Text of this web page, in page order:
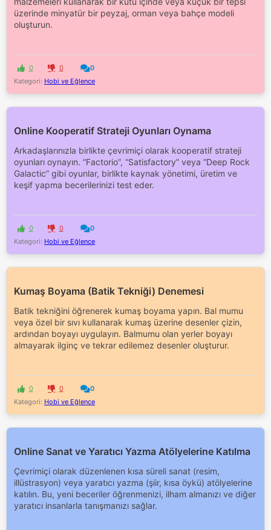
üzerinde minyatür bir peyzaj, orman veya bahçe modeli
oluşturun.
0 0
0
Kategori: Hobi ve Eğlence
Online Kooperatif Strateji Oyunları Oynama
Arkadaşlarınızla birlikte çevrimiçi olarak kooperatif strateji
oyunları oynayın. “Factorio”, “Satisfactory” veya “Deep Rock
Galactic” gibi oyunlar, birlikte kaynak yönetimi, üretim ve
keşif yapma becerilerinizi test eder.
0 0
0
Kategori: Hobi ve Eğlence
Kumaş Boyama (Batik Tekniği) Denemesi
Batik tekniğini öğrenerek kumaş boyama yapın. Bal mumu
veya özel bir sıvı kullanarak kumaş üzerine desenler çizin,
ardından boyayı uygulayın. Balmumu olan yerler boyayı
almayarak ilginç ve tekrar edilemez desenler oluşturur.
0 0
0
Kategori: Hobi ve Eğlence
Online Sanat ve Yaratıcı Yazma Atölyelerine Katılma
Çevrimiçi olarak düzenlenen kısa süreli sanat (resim,
illüstrasyon) veya yaratıcı yazma (şiir, kısa öykü) atölyelerine
katılın. Bu, yeni beceriler öğrenmenizi, ilham almanızı ve diğer
yaratıcı insanlarla tanışmanızı sağlar.